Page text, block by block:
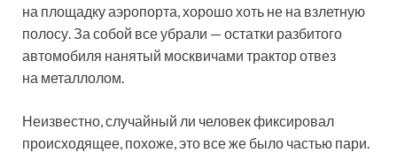
на площадку аэропорта, хорошо хоть не на взлетную
полосу. За собой все убрали — остатки разбитого
автомобиля нанятый москвичами трактор отвез
на металлолом.
Неизвестно, случайный ли человек фиксировал
происходящее, похоже, это все же было частью пари.